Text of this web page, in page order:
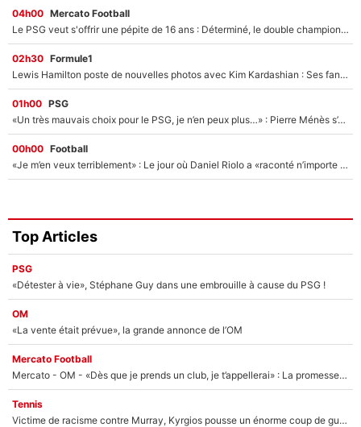
04h00 Mercato Football
Le PSG veut s'offrir une pépite de 16 ans : Déterminé, le double champion d'Europe en titre est prêt à lâcher 40M€ pour celui que l'on compare déjà à Vinicius Jr !
02h30 Formule1
Lewis Hamilton poste de nouvelles photos avec Kim Kardashian : Ses fans le voient déjà redevenir champion du monde de F1 grâce à elle !
01h00 PSG
«Un très mauvais choix pour le PSG, je n’en peux plus…» : Pierre Ménès s’est complètement trompé avec Luis Enrique et ces déclarations le prouvent !
00h00 Football
«Je m’en veux terriblement» : Le jour où Daniel Riolo a «raconté n’importe quoi» dans l'After Foot !
Top Articles
PSG
«Détester à vie», Stéphane Guy dans une embrouille à cause du PSG !
OM
«La vente était prévue», la grande annonce de l’OM
Mercato Football
Mercato - OM - «Dès que je prends un club, je t’appellerai» : La promesse de Marcelino au moment de claquer la porte
Tennis
Victime de racisme contre Murray, Kyrgios pousse un énorme coup de gueule !